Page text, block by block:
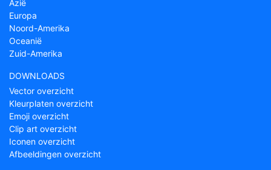
Azië
Europa
Noord-Amerika
Oceanië
Zuid-Amerika
DOWNLOADS
Vector overzicht
Kleurplaten overzicht
Emoji overzicht
Clip art overzicht
Iconen overzicht
Afbeeldingen overzicht